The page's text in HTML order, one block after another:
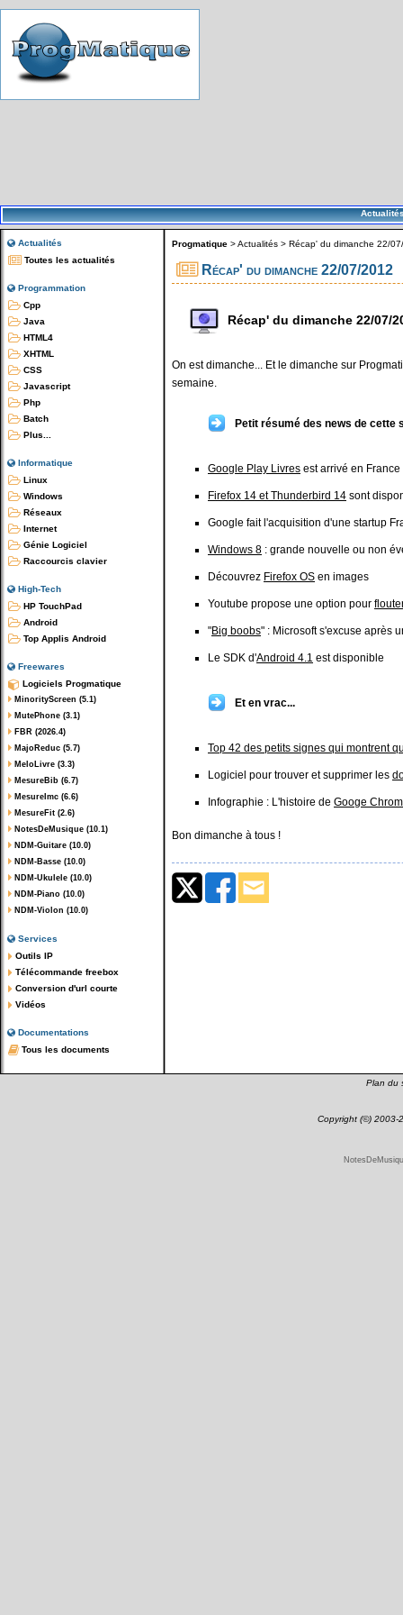
Actualités
Toutes les actualités
Programmation
Cpp
Java
HTML4
XHTML
CSS
Javascript
Php
Batch
Plus...
Informatique
Linux
Windows
Réseaux
Internet
Génie Logiciel
Raccourcis clavier
High-Tech
HP TouchPad
Android
Top Applis Android
Freewares
Logiciels Progmatique
MinorityScreen (5.1)
MutePhone (3.1)
FBR (2026.4)
MajoReduc (5.7)
MeloLivre (3.3)
MesureBib (6.7)
MesureImc (6.6)
MesureFit (2.6)
NotesDeMusique (10.1)
NDM-Guitare (10.0)
NDM-Basse (10.0)
NDM-Ukulele (10.0)
NDM-Piano (10.0)
NDM-Violon (10.0)
Services
Outils IP
Télécommande freebox
Conversion d'url courte
Vidéos
Documentations
Tous les documents
Progmatique >Actualités > Récap' du dimanche 22/
Récap' du dimanche 22/07/2012
Récap' du dimanche 22/07/
On est dimanche... Et le dimanche sur
semaine.
Petit résumé des news de cette
Google Play Livres est arrivé en France
Firefox 14 et Thunderbird 14 sont
Google fait l'acquisition d'une startup
Windows 8 : grande nouvelle ou non
Découvrez Firefox OS en images
Youtube propose une option pour
"Big boobs" : Microsoft s'excuse après
Le SDK d'Android 4.1 est disponible
Et en vrac...
Top 42 des petits signes qui montrent
Logiciel pour trouver et supprimer les
Infographie : L'histoire de Googe
Bon dimanche à tous !
Plan du
Copyright (©) 2003-